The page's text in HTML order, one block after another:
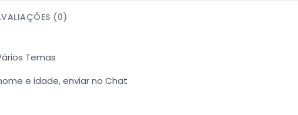
(0)
Temas
e idade, enviar no Chat